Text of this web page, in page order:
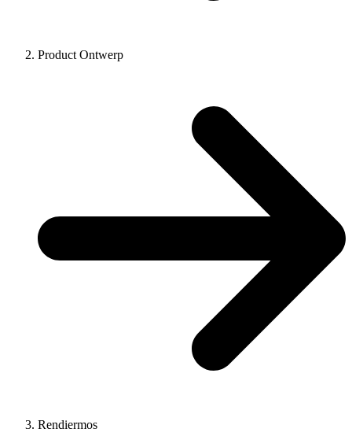
Product Ontwerp
Rendiermos